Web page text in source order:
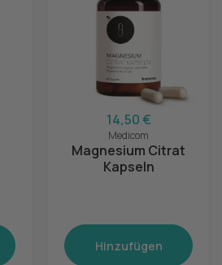
14,50 €
Medicom
Magnesium Citrat
Kapseln
Hinzufügen